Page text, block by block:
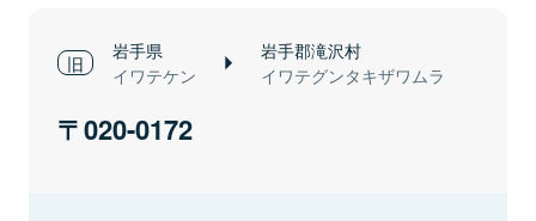
岩手県
イワテケン
岩手郡滝沢村
イワテグンタキザワムラ
020-0172